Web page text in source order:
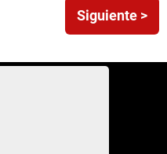
Siguiente >